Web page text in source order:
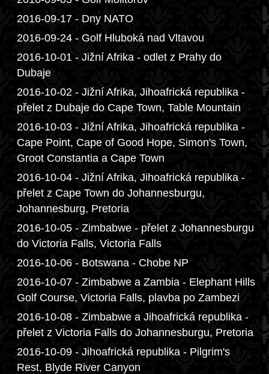
2016-09-17 - Dny NATO
2016-09-24 - Golf Hluboká nad Vltavou
2016-10-01 - Jižní Afrika - odlet z Prahy do
Dubaje
2016-10-02 - Jižní Afrika, Jihoafrická republika -
přelet z Dubaje do Cape Town, Table Mountain
2016-10-03 - Jižní Afrika, Jihoafrická republika -
Cape Point, Cape of Good Hope, Simon's Town,
Groot Constantia a Cape Town
2016-10-04 - Jižní Afrika, Jihoafrická republika -
přelet z Cape Town do Johannesburgu,
Johannesburg, Pretoria
2016-10-05 - Zimbabwe - přelet z Johannesburgu
do Victoria Falls, Victoria Falls
2016-10-06 - Botswana - Chobe NP
2016-10-07 - Zimbabwe a Zambia - Elephant Hills
Golf Course, Victoria Falls, plavba po Zambezi
2016-10-08 - Zimbabwe a Jihoafrická republika -
přelet z Victoria Falls do Johannesburgu, Pretoria
2016-10-09 - Jihoafrická republika - Pilgrim's
Rest, Blyde River Canyon